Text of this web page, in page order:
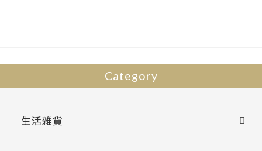
Category
生活雑貨